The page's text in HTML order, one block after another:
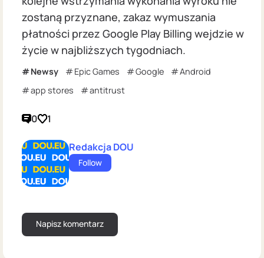
zostaną przyznane, zakaz wymuszania
płatności przez Google Play Billing wejdzie w
życie w najbliższych tygodniach.
Newsy Epic Games Google
Android
app stores
antitrust
0 1
Redakcja DOU
Follow